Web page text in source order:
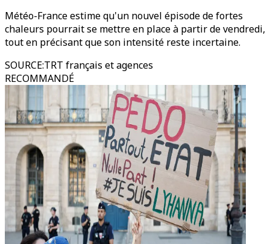
Météo-France estime qu'un nouvel épisode de fortes
chaleurs pourrait se mettre en place à partir de vendredi,
tout en précisant que son intensité reste incertaine.
SOURCE:TRT français et agences
RECOMMANDÉ